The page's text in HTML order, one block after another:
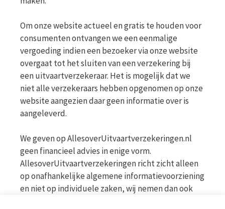
Om onze website actueel en gratis te houden voor
consumenten ontvangen we een eenmalige
vergoeding indien een bezoeker via onze website
overgaat tot het sluiten van een verzekering bij
een uitvaartverzekeraar. Het is mogelijk dat we
niet alle verzekeraars hebben opgenomen op onze
website aangezien daar geen informatie over is
aangeleverd.
We geven op AllesoverUitvaartverzekeringen.nl
geen financieel advies in enige vorm.
AllesoverUitvaartverzekeringen richt zicht alleen
op onafhankelijke algemene informatievoorziening
en niet op individuele zaken, wij nemen dan ook